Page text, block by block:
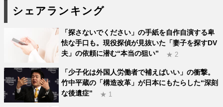
シェアランキング
「探さないでください」の手紙を自作自演する卑
怯な手口も。現役探偵が見抜いた「妻子を探すDV
夫」の依頼に潜む“本当の狙い”
★ 2
「少子化は外国人労働者で補えばいい」の衝撃。
竹中平蔵の「構造改革」が日本にもたらした“深刻
な後遺症”
★ 1